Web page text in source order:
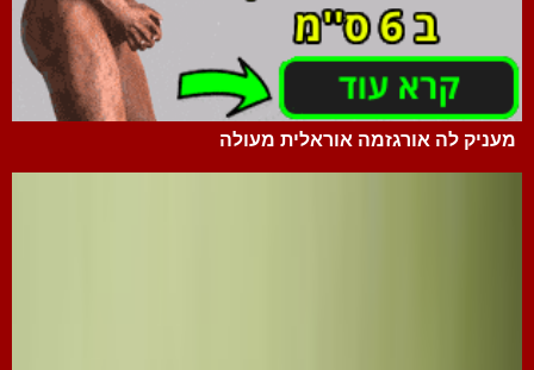
מעניק לה אורגזמה אוראלית מעולה